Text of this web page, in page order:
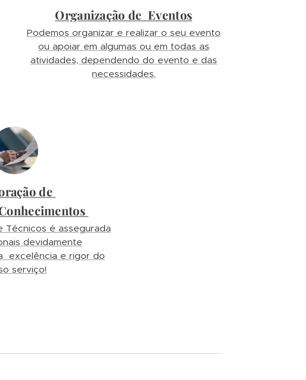
Organização de Eventos
Podemos organizar e realizar o seu evento
ou apoiar em algumas ou em todas as
atividades, dependendo do evento e das
necessidades.
de
Técnicos é assegurada
devidamente
excelência e rigor do
serviço!